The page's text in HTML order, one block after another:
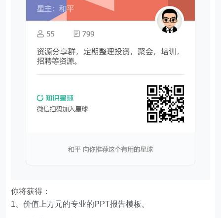
你将获得：
1、价值上万元的专业的PPT报告模板。